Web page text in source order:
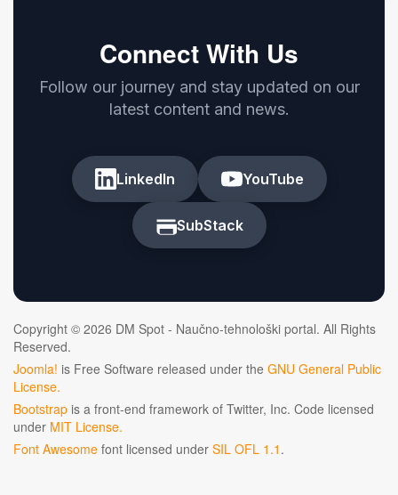
Connect With Us
Follow our journey and stay updated on our
latest content and news.
LinkedIn YouTube
SubStack
Copyright © 2026 DM Spot - Naučno-tehnološki portal. All Rights
Reserved.
Joomla! is Free Software released under the GNU General Public
License.
Bootstrap is a front-end framework of Twitter, Inc. Code licensed
under MIT License.
Font Awesome font licensed under SIL OFL 1.1 .